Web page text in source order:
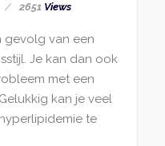
2651 Views
gevolg van een
Je kan dan ook
met een
kan je veel
te